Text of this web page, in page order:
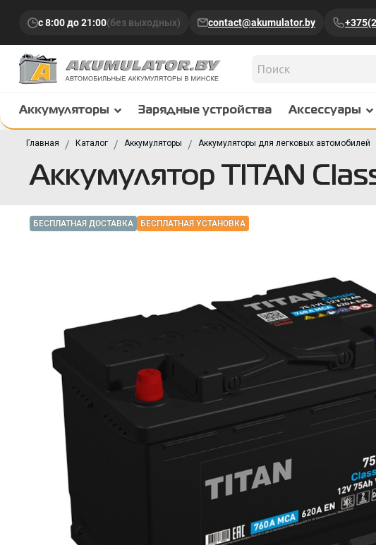
с 8:00 до 21:00(без выходных) contact@akumulator.by
Аккумуляторы Зарядные устройства Аксессуары
Главная Каталог Аккумуляторы Аккумуляторы для легковых автомобилей
Аккумулятор TITAN
БЕСПЛАТНАЯ ДОСТАВКА БЕСПЛАТНАЯ УСТАНОВКА